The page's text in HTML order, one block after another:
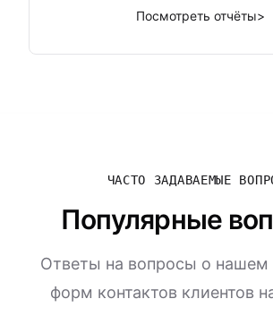
Посмотреть отчёты>
ЧАСТО ЗАДАВАЕМЫЕ
Популярные
Ответы на вопросы о нашем
форм контактов клиентов